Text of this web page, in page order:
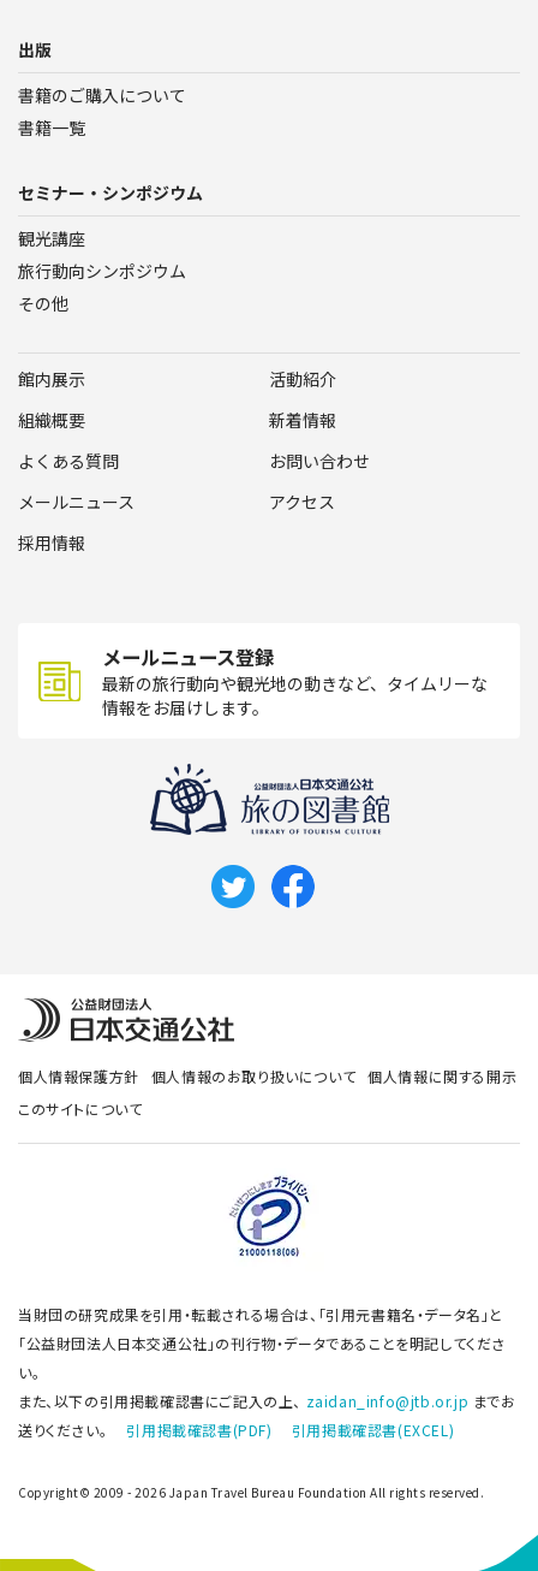
出版
書籍のご購入について
書籍一覧
セミナー・シンポジウム
観光講座
旅行動向シンポジウム
その他
館内展示
活動紹介
組織概要
新着情報
よくある質問
お問い合わせ
メールニュース
アクセス
採用情報
メールニュース登録
最新の旅行動向や観光地の動きなど、タイムリーな
情報をお届けします。
個人情報保護方針 個人情報のお取り扱いについて
個人情報に関する開示
このサイトについて
当財団の研究成果を引用・転載される場合は、「引用元書籍名・データ名」と
「公益財団法人日本交通公社」の刊行物・データであることを明記してくださ
い。
また、以下の引用掲載確認書にご記入の上、 zaidan_info@jtb.or.jp までお
送りください。 引用掲載確認書(PDF) 引用掲載確認書(EXCEL)
Copyright© 2009 - 2026 Japan Travel Bureau Foundation All rights reserved.